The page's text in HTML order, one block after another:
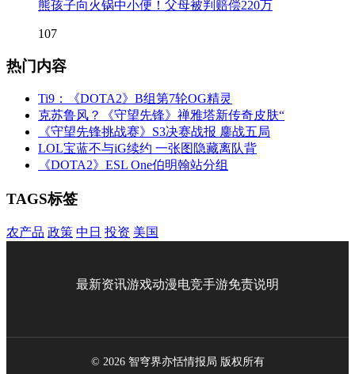
熊孩子向火锅中小便！父母被判赔偿220万
107
热门内容
Ti9：《DOTA2》B组第7轮OG精灵
克苏鲁风？《守望先锋》禅雅塔新传奇皮肤“
《守望先锋挑战赛》S3决赛战报 鏖战五局
LOL宝蓝不与iG续约 一张图隐藏离队背
《DOTA2》ESL One伯明翰站分组
TAGS标签
农产品 政策 中日 投资 美国
最新资讯游戏动漫电竞手游免责说明
© 2026 智穹界亦恬情报局 版权所有